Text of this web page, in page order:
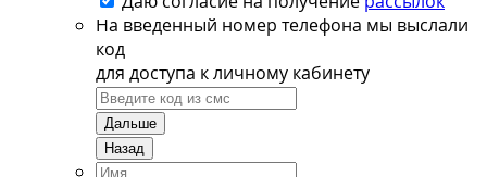
На введенный номер телефона мы выслали
код
для доступа к личному кабинету
Дальше
Назад